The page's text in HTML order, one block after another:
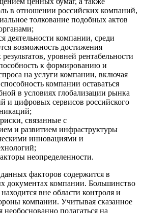
в отношении российских компаний,
толкование подобных актов
деятельности компании, среди
возможность достижения
уровней рентабельности
к формированию и
на услуги компании, включая
компании оставаться
в условиях глобализации рынка
и цифровых сервисов российского
связанные с
и развитием инфраструктуры
инновациями и
неопределенности.
факторов содержится в
документах компании. Большинство
вне области контроля и
компании. Учитывая сказанное
полагаться на